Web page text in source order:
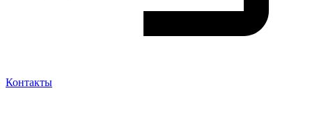
Контакты